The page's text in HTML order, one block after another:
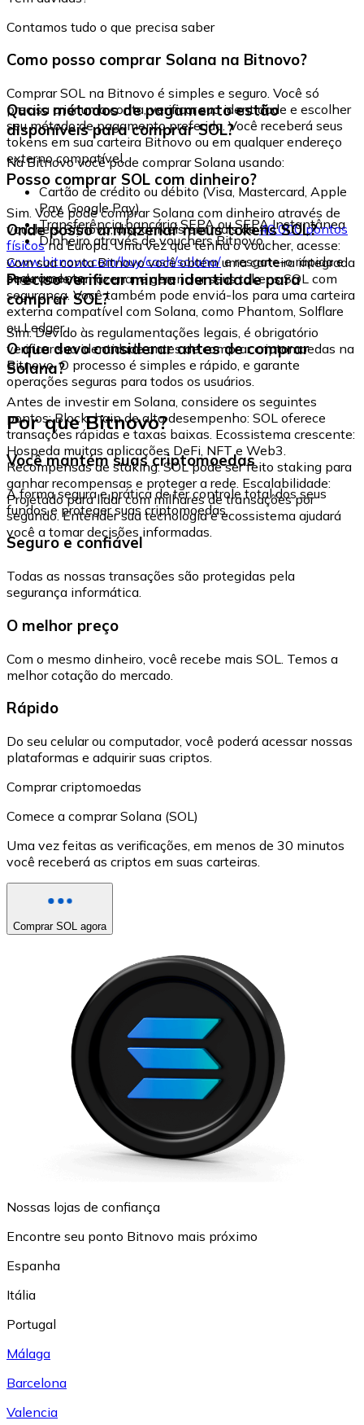
Contamos tudo o que precisa saber
Como posso comprar Solana na Bitnovo?
Comprar SOL na Bitnovo é simples e seguro. Você só
precisa criar uma conta, verificar sua identidade e escolher
seu método de pagamento preferido. Você receberá seus
tokens em sua carteira Bitnovo ou em qualquer endereço
externo compatível.
Quais métodos de pagamento estão
disponíveis para comprar SOL?
Na Bitnovo você pode comprar Solana usando:
Cartão de crédito ou débito (Visa, Mastercard, Apple
Pay, Google Pay)
Transferência bancária SEPA ou SEPA Instantânea
Dinheiro através de vouchers Bitnovo
Posso comprar SOL com dinheiro?
Sim. Você pode comprar Solana com dinheiro através de
vouchers Bitnovo, disponíveis em mais de40.000 pontos
físicosna Europa. Uma vez que tenha o voucher, acesse:
www.bitnovo.com/buy/cash/solana/e resgate-o rápida e
seguramente.
Onde posso armazenar meus tokens SOL?
Com sua conta Bitnovo você obtém uma carteira integrada
onde pode armazenar e gerenciar seus tokens SOL com
segurança. Você também pode enviá-los para uma carteira
externa compatível com Solana, como Phantom, Solflare
ou Ledger.
Preciso verificar minha identidade para
comprar SOL?
Sim. Devido às regulamentações legais, é obrigatório
verificar sua identidade antes de comprar criptomoedas na
Bitnovo. O processo é simples e rápido, e garante
operações seguras para todos os usuários.
O que devo considerar antes de comprar
Solana?
Antes de investir em Solana, considere os seguintes
pontos: Blockchain de alto desempenho: SOL oferece
transações rápidas e taxas baixas. Ecossistema crescente:
Hospeda muitas aplicações DeFi, NFT e Web3.
Recompensas de staking: SOL pode ser feito staking para
ganhar recompensas e proteger a rede. Escalabilidade:
Projetado para lidar com milhares de transações por
segundo. Entender sua tecnologia e ecossistema ajudará
você a tomar decisões informadas.
Por que Bitnovo?
Você mantém suas criptomoedas
A forma segura e prática de ter controle total dos seus
fundos e proteger suas criptomoedas.
Seguro e confiável
Todas as nossas transações são protegidas pela
segurança informática.
O melhor preço
Com o mesmo dinheiro, você recebe mais SOL. Temos a
melhor cotação do mercado.
Rápido
Do seu celular ou computador, você poderá acessar nossas
plataformas e adquirir suas criptos.
Comprar criptomoedas
Comece a comprar Solana (SOL)
Uma vez feitas as verificações, em menos de 30 minutos
você receberá as criptos em suas carteiras.
Comprar SOL agora
Nossas lojas de confiança
Encontre seu ponto Bitnovo mais próximo
Espanha
Itália
Portugal
Málaga
Barcelona
Valencia